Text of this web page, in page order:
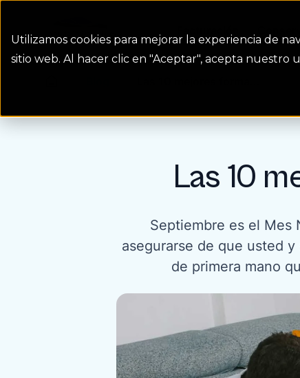
Utilizamos cookies para mejorar la experiencia de
sitio web. Al hacer clic en "Aceptar", acepta nuestro
Las 10
Septiembre es el Mes
asegurarse de que usted
de primera mano